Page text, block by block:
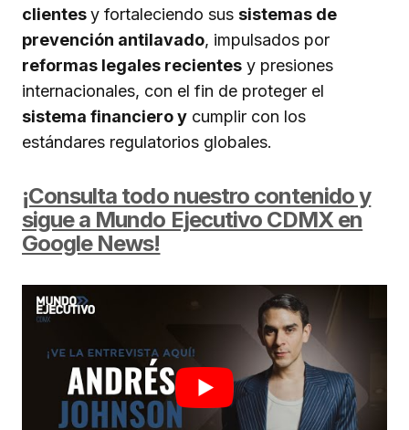
clientesy fortaleciendo sus sistemas de
prevención antilavado, impulsados por
reformas legales recientes y presiones
internacionales, con el fin de proteger el
sistema financiero y cumplir con los
estándares regulatorios globales.
¡Consulta todo nuestro contenido y
sigue a Mundo Ejecutivo CDMX en
Google News!